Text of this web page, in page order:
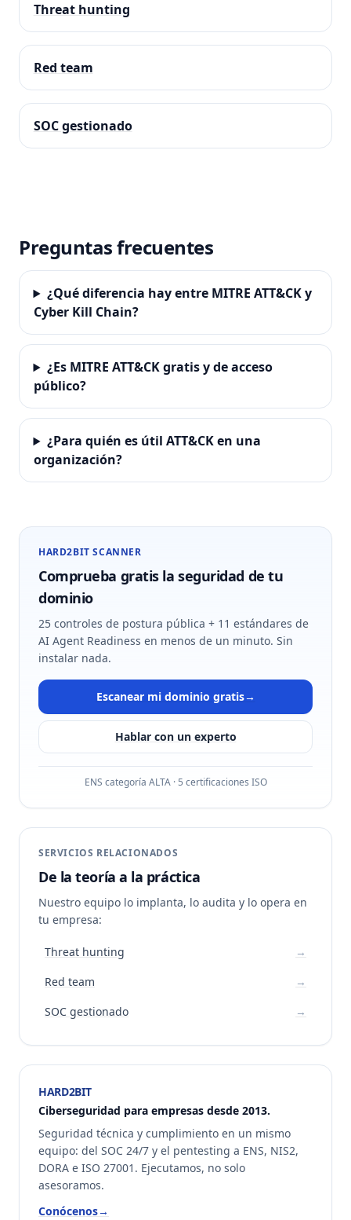
Threat hunting
Red team
SOC gestionado
Preguntas frecuentes
¿Qué diferencia hay entre MITRE ATT&CK y
Cyber Kill Chain?
¿Es MITRE ATT&CK gratis y de acceso
público?
¿Para quién es útil ATT&CK en una
organización?
HARD2BIT SCANNER
Comprueba gratis la seguridad de tu
dominio
25 controles de postura pública + 11 estándares de
AI Agent Readiness en menos de un minuto. Sin
instalar nada.
Escanear mi dominio gratis→
Hablar con un experto
ENS categoría ALTA · 5 certificaciones ISO
SERVICIOS RELACIONADOS
De la teoría a la práctica
Nuestro equipo lo implanta, lo audita y lo opera en
tu empresa:
Threat hunting
→
Red team
→
SOC gestionado
→
HARD2BIT
Ciberseguridad para empresas desde 2013.
Seguridad técnica y cumplimiento en un mismo
equipo: del SOC 24/7 y el pentesting a ENS, NIS2,
DORA e ISO 27001. Ejecutamos, no solo
asesoramos.
Conócenos→